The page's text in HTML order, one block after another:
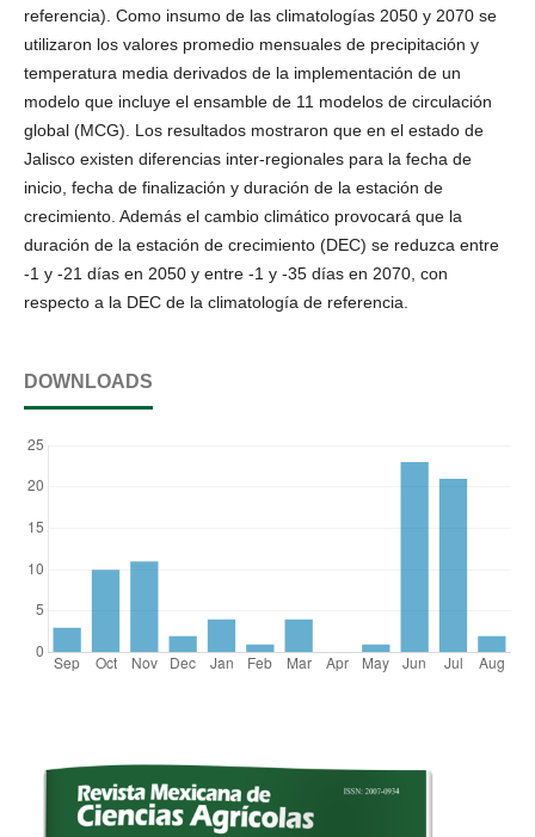
referencia). Como insumo de las climatologías 2050 y 2070 se
utilizaron los valores promedio mensuales de precipitación y
temperatura media derivados de la implementación de un
modelo que incluye el ensamble de 11 modelos de circulación
global (MCG). Los resultados mostraron que en el estado de
Jalisco existen diferencias inter-regionales para la fecha de
inicio, fecha de finalización y duración de la estación de
crecimiento. Además el cambio climático provocará que la
duración de la estación de crecimiento (DEC) se reduzca entre
-1 y -21 días en 2050 y entre -1 y -35 días en 2070, con
respecto a la DEC de la climatología de referencia.
DOWNLOADS